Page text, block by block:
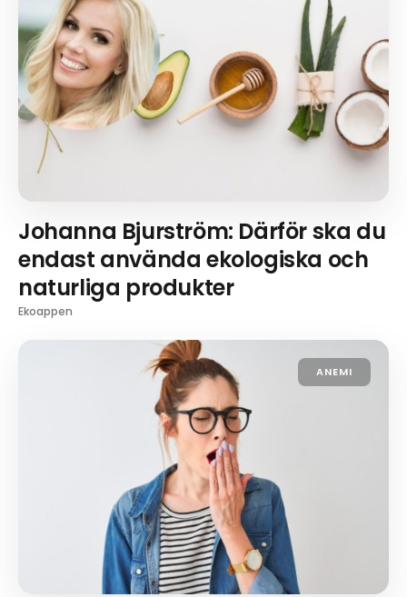
Johanna Bjurström: Därför ska du
endast använda ekologiska och
naturliga produkter
Ekoappen
ANEMI